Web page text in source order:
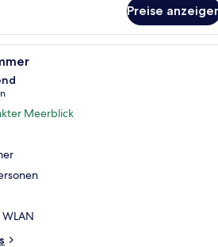
Preise
Ein Hotelzimmer mit einem
Meerblick